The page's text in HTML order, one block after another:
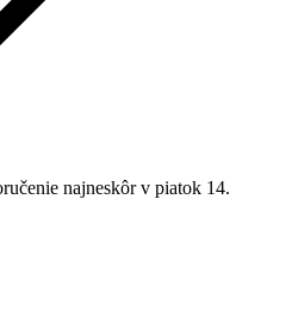
najneskôr v piatok 14.